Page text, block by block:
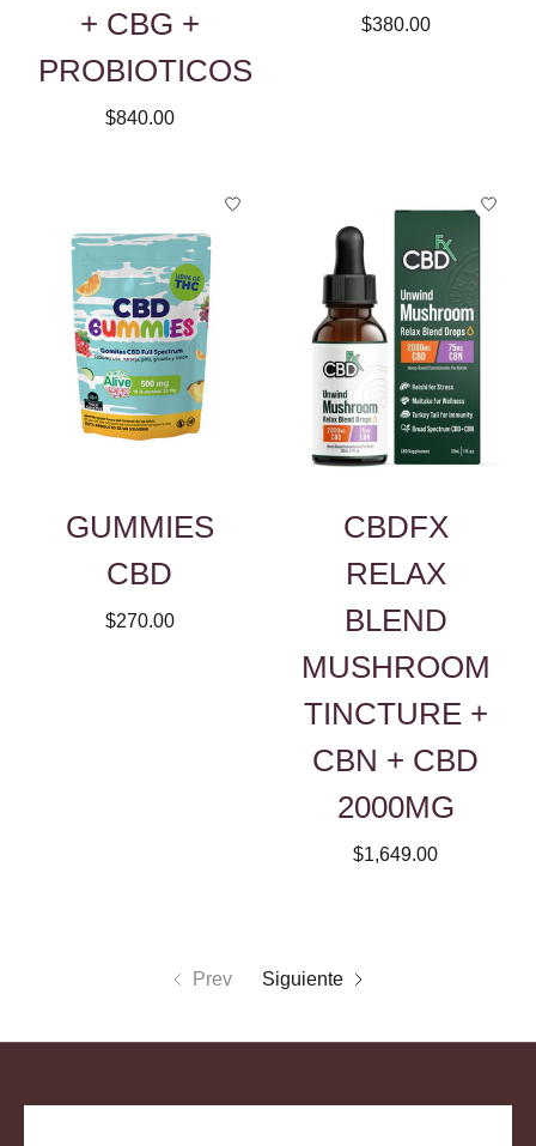
+ CBG +
PROBIOTICOS
$840.00
$380.00
GUMMIES
CBD
$270.00
CBDFX
RELAX
BLEND
MUSHROOM
TINCTURE +
CBN + CBD
2000MG
$1,649.00
Prev Siguiente